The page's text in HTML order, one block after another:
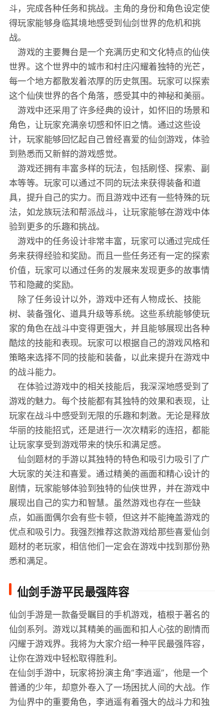
斗，完成各种任务和挑战。主角的身份和角色设定使
得玩家能够身临其境地感受到仙剑世界的危机和挑
战。
游戏的主要舞台是一个充满历史和文化特点的仙侠
世界。这个世界中的城市和村庄闪耀着独特的光芒，
每一个地方都散发着浓厚的历史氛围。玩家可以探索
这个仙侠世界的各个角落，感受其中的神秘和美丽。
游戏中还采用了许多经典的设计，如怀旧的场景和
角色，让玩家充满亲切感和怀旧之情。通过这些设
计，玩家能够回忆起自己曾经喜爱的仙剑游戏，体验
到熟悉而又新鲜的游戏感觉。
游戏还拥有丰富多样的玩法，包括刷怪、探索、副
本等等。玩家可以通过不同的玩法来获得装备和道
具，提升自己的实力。而且游戏中还有一些特殊的玩
法，如龙族玩法和帮派战斗，让玩家能够在游戏中体
验到更多的乐趣和挑战。
游戏中的任务设计非常丰富，玩家可以通过完成任
务来获得经验和奖励。而且一些任务还有一定的探索
价值，玩家可以通过任务的发展来发现更多的故事情
节和隐藏的奖励。
除了任务设计以外，游戏中还有人物成长、技能
树、装备强化、道具升级等系统。这些系统能够使玩
家的角色在战斗中变得更强大，并且能够展现出各种
酷炫的技能和表现。玩家可以根据自己的游戏风格和
策略来选择不同的技能和装备，以此来提升在游戏中
的战斗能力。
在体验过游戏中的相关技能后，我深深地感受到了
游戏的魅力。每个技能都有其独特的效果和表现，让
玩家在战斗中感受到无限的乐趣和刺激。无论是释放
华丽的技能招式，还是进行一次次精彩的连招，都能
让玩家享受到游戏带来的快乐和满足感。
仙剑题材的手游以其独特的特色和吸引力吸引了广
大玩家的关注和喜爱。通过精美的画面和精心设计的
剧情，玩家能够体验到独特的仙侠世界，并在游戏中
展现出自己的实力和智慧。虽然游戏也存在一些缺
点，如画面偶尔会有些卡顿，但这并不能掩盖游戏的
优点和吸引力。我强烈推荐这款游戏给那些喜爱仙剑
题材的老玩家，相信他们一定会在游戏中找到那份熟
悉和满足。
仙剑手游平民最强阵容
仙剑手游是一款备受瞩目的手机游戏，植根于著名的
仙剑系列。游戏以其精美的画面和扣人心弦的剧情而
闪耀于游戏界。我将为大家介绍一种平民最强阵容，
让你在游戏中轻松取得胜利。
在仙剑手游中，玩家将扮演主角“李逍遥”，他是一个
普通的少年，却意外卷入了一场困扰人间的大战。作
为仙界中的重要角色，李逍遥有着强大的战斗力和独